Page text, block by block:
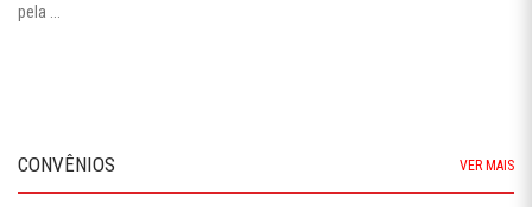
pela ...
CONVÊNIOS VER MAIS